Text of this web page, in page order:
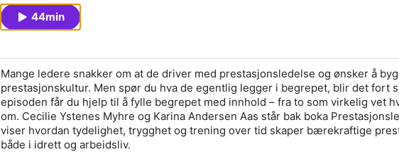
44min
Mange ledere snakker om at de driver med prestasjonsledelse og ønsker å
prestasjonskultur. Men spør du hva de egentlig legger i begrepet, blir det fort
episoden får du hjelp til å fylle begrepet med innhold – fra to som virkelig vet
om. Cecilie Ystenes Myhre og Karina Andersen Aas står bak boka
viser hvordan tydelighet, trygghet og trening over tid skaper bærekraftige
både i idrett og arbeidsliv.